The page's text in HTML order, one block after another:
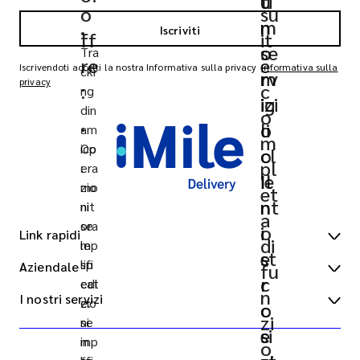
su
it
e
c
o
m
pl
et
a
di
fu
n
zi
o
•
Tra
cki
ng
din
am
ico
:
mo
nit
ora
le
sp
edi
zio
ni
in
n
se
rv
izi
o
cl
ie
nt
i
e
c
c
e
o
ff
re
:
•
Op
era
zio
ni
se
mp
lifi
cat
e:
se
mp
m
o
m
ig
li
o
Il
n
o
st
r
o
si
Iscriviti
Iscrivendoti accetti la nostra Informativa sulla privacy Informativa sulla
privacy
Link rapidi
Sedi degli uffici
Richiedi un preventivo
Accesso clienti
Aziendale
Chi siamo
I nostri servizi
Express customs clearance